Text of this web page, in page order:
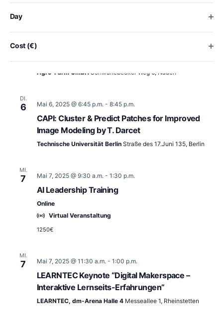
the
list
events
to
results.
Day
Cost (€)
6 Mai 6, 2025 @ 12:00 p.m.
Brandenburger KI Landpartie: KI & Agrar
Agro-Farm GmbH Schwanebecker Weg 6, Nauen
DI.
6 Mai 6, 2025 @ 6:45 p.m.- 8:45 p.m.
CAPI: Cluster & Predict Patches for Improved
Image Modeling by T. Darcet
Technische Universität Berlin Straße des 17.Juni 135, Berlin
MI.
7 Mai 7, 2025 @ 9:30 a.m.- 1:30 p.m.
AI Leadership Training
Online
Virtual Veranstaltung
1250€
MI.
7 Mai 7, 2025 @ 11:30 a.m.- 1:00 p.m.
LEARNTEC Keynote “Digital Makerspace –
Interaktive Lernseits-Erfahrungen”
LEARNTEC, dm-Arena Halle 4 Messeallee 1, Rheinstetten